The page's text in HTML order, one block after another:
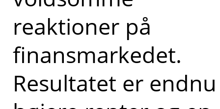
reaktioner på
finansmarkedet.
Resultatet er endnu